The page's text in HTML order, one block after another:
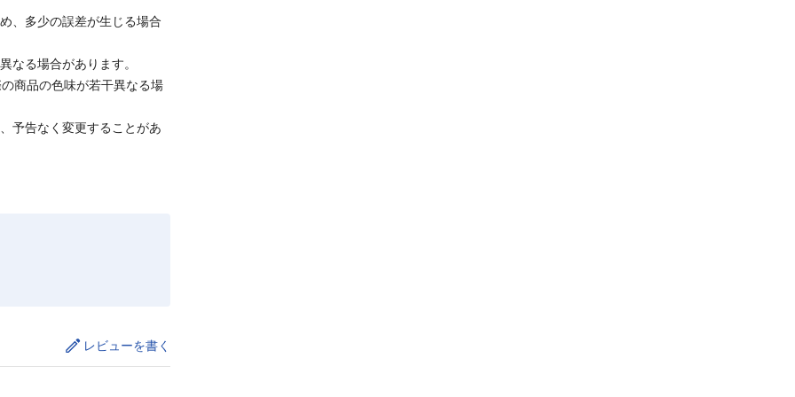
、多少の誤差が生じる場合
なる場合があります。
商品の色味が若干異なる場
予告なく変更することがあ
レビューを書く